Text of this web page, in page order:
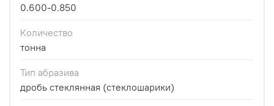
0.600-0.850
Количество
тонна
Тип абразива
дробь стеклянная (стеклошарики)